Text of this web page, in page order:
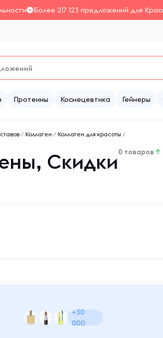
Более 217 123 предложений для
Протеины Космецевтика Гейнеры
/ Коллаген / Коллаген для красоты /
Скидки0 товаров ↑
+30
000